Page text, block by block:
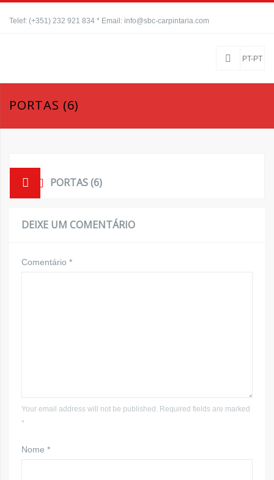
Telef: (+351) 232 921 834 * Email: info@sbc-carpintaria.com
PT-PT
PORTAS (6)
PORTAS (6)
DEIXE UM COMENTÁRIO
Comentário *
Your email address will not be published. Required fields are marked
*
Nome *